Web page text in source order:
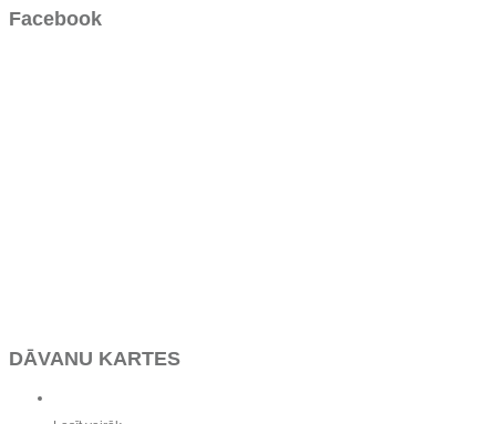
Facebook
DĀVANU KARTES